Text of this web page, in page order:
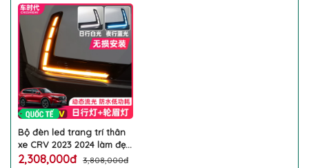
Bộ đèn led trang trí thân
xe CRV 2023 2024 làm đẹp
viền sương mù hốc lốp
2,308,000đ 3,808,000đ